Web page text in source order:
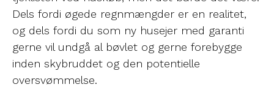
Dels fordi øgede regnmængder er en realitet,
og dels fordi du som ny husejer med garanti
gerne vil undgå al bøvlet og gerne forebygge
inden skybruddet og den potentielle
oversvømmelse.